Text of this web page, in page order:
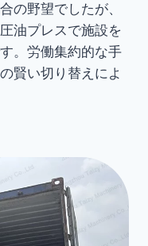
の野望でしたが、
油プレスで施設を
。労働集約的な手
賢い切り替えによ